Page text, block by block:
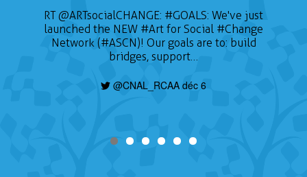
RT@ARTsocialCHANGE: #GOALS: We've just
launched the NEW #Art for Social #Change
Network (#ASCN)! Our goals are to: build
bridges, support…
@CNAL_RCAA déc 6